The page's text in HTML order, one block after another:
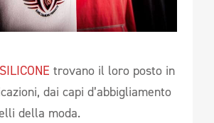
trovano il loro posto in
dai capi d’abbigliamento
della moda.